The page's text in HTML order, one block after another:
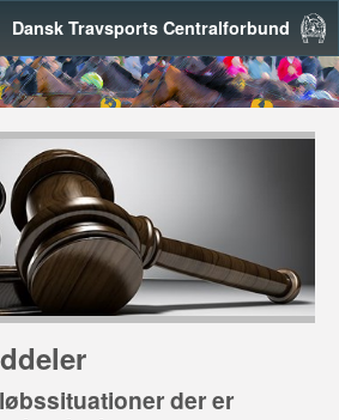
Dansk Travsports Centralforbund
der er